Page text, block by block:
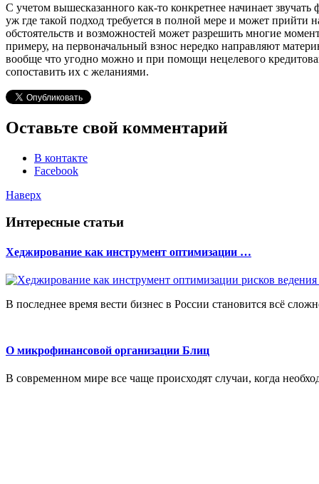
С учетом вышесказанного как-то конкретнее начинает
уж где такой подход требуется в полной мере и может
обстоятельств и возможностей может разрешить многие
примеру, на первоначальный взнос нередко направляют
вообще что угодно можно и при помощи нецелевого
сопоставить их с желаниями.
Оставьте свой комментарий
В контакте
Facebook
Наверх
Интересные статьи
Хеджирование как инструмент оптимизации …
В последнее время вести бизнес в России становится всё
О микрофинансовой организации Блиц
В современном мире все чаще происходят случаи, когда